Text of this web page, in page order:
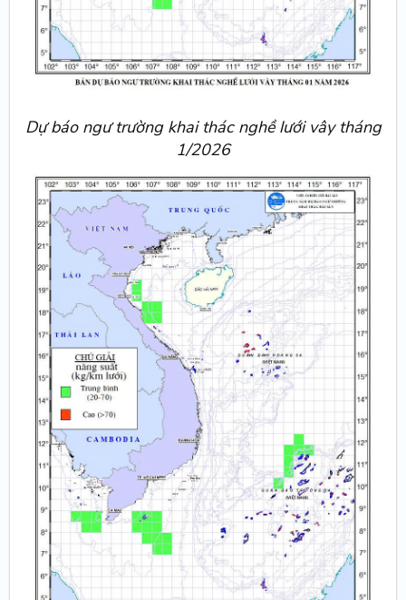
Dự báo ngư trường khai thác nghề lưới vây tháng
1/2026